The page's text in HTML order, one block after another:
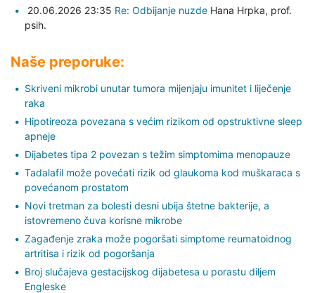
20.06.2026 23:35 Re: Odbijanje nuzde Hana Hrpka, prof.
psih.
Naše preporuke:
Skriveni mikrobi unutar tumora mijenjaju imunitet i liječenje
raka
Hipotireoza povezana s većim rizikom od opstruktivne sleep
apneje
Dijabetes tipa 2 povezan s težim simptomima menopauze
Tadalafil može povećati rizik od glaukoma kod muškaraca s
povećanom prostatom
Novi tretman za bolesti desni ubija štetne bakterije, a
istovremeno čuva korisne mikrobe
Zagađenje zraka može pogoršati simptome reumatoidnog
artritisa i rizik od pogoršanja
Broj slučajeva gestacijskog dijabetesa u porastu diljem
Engleske